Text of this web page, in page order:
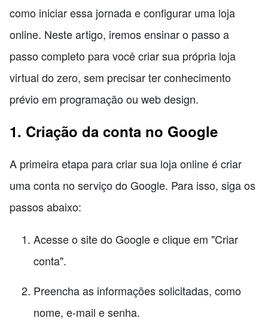
como iniciar essa jornada e configurar uma loja
online. Neste artigo, iremos ensinar o passo a
passo completo para você criar sua própria loja
virtual do zero, sem precisar ter conhecimento
prévio em programação ou web design.
1. Criação da conta no Google
A primeira etapa para criar sua loja online é criar
uma conta no serviço do Google. Para isso, siga os
passos abaixo:
Acesse o site do Google e clique em "Criar
conta".
Preencha as informações solicitadas, como
nome, e-mail e senha.